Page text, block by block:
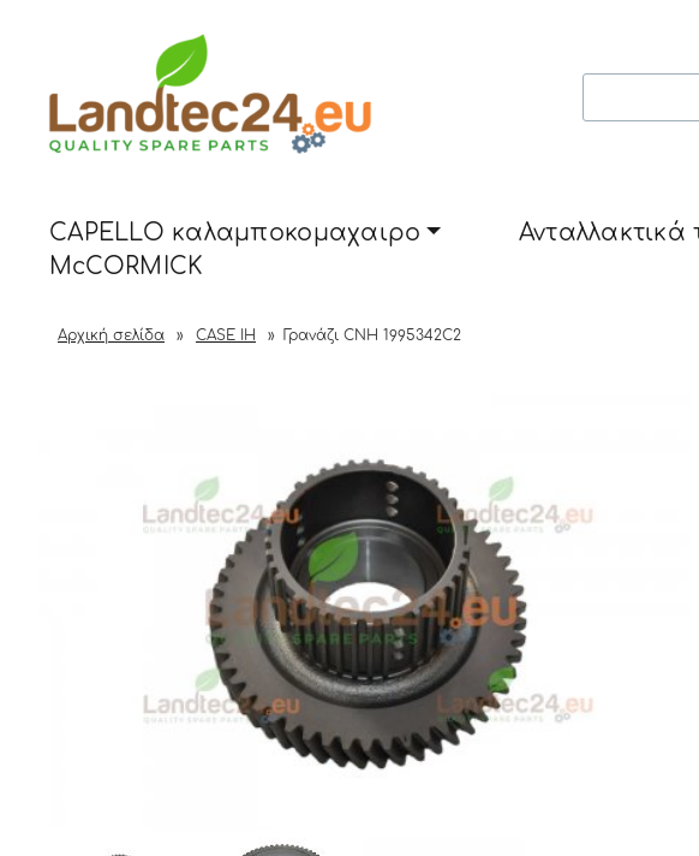
CAPELLO καλαμποκομαχαιρο Ανταλλακτικά
McCORMICK
Αρχική σελίδα » CASE IH » Γρανάζι CNH 1995342C2